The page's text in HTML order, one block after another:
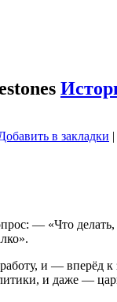
в закладки |
— «Что
работу, и —
и даже —